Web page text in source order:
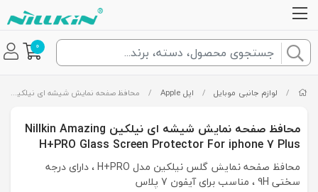
0
/ لوازم جانبی موبایل / اپل Apple / محافظ صفحه نمایش شیشه ای نیلکین Nillkin Amazing H+PRO Glass Screen Protector For iphone 7 Plus
محافظ صفحه نمایش شیشه ای نیلکین Nillkin Amazing
H+PRO Glass Screen Protector For iphone 7 Plus
محافظ صفحه نمایش گلس نیلکین مدل H+PRO ، دارای درجه
سختی 9H ، مناسب برای آیفون 7 پلاس